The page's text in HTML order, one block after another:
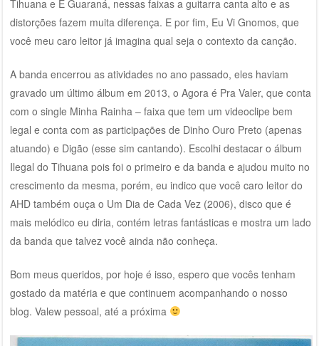
Tihuana e É Guaraná, nessas faixas a guitarra canta alto e as
distorções fazem muita diferença. E por fim, Eu Vi Gnomos, que
você meu caro leitor já imagina qual seja o contexto da canção.
A banda encerrou as atividades no ano passado, eles haviam
gravado um último álbum em 2013, o Agora é Pra Valer, que conta
com o single Minha Rainha – faixa que tem um videoclipe bem
legal e conta com as participações de Dinho Ouro Preto (apenas
atuando) e Digão (esse sim cantando). Escolhi destacar o álbum
Ilegal do Tihuana pois foi o primeiro e da banda e ajudou muito no
crescimento da mesma, porém, eu indico que você caro leitor do
AHD também ouça o Um Dia de Cada Vez (2006), disco que é
mais melódico eu diria, contém letras fantásticas e mostra um lado
da banda que talvez você ainda não conheça.
Bom meus queridos, por hoje é isso, espero que vocês tenham
gostado da matéria e que continuem acompanhando o nosso
blog. Valew pessoal, até a próxima